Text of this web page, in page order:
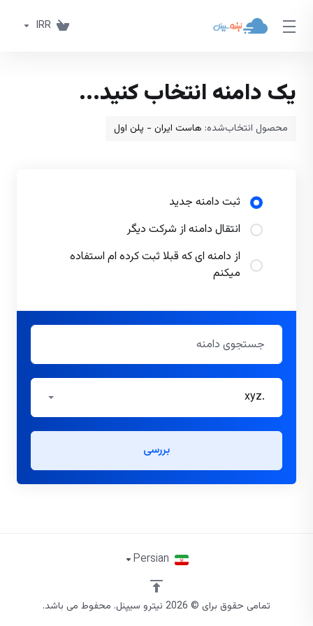
IRR
یک دامنه انتخاب کنید...
محصول انتخاب‌شده: هاست ایران - پلن اول
ثبت دامنه جدید
انتقال دامنه از شرکت دیگر
از دامنه ای که قبلا ثبت کرده ام استفاده
میکنم
.xyz
بررسی
تمامی حقوق برای © 2026 نیترو سیپنل. محفوط می باشد.
Persian